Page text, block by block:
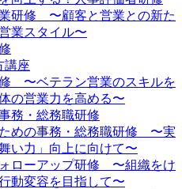
研修 〜顧客と営業との新た
業スタイル〜
講座
〜ベテラン営業のスキルを
の営業力を高める〜
務・総務職研修
めの事務・総務職研修 〜実
い力」向上に向けて〜
ローアップ研修 〜組織をけ
動変容を目指して〜